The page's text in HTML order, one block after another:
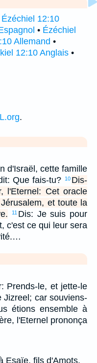
Ézéchiel 12:10
• Ézéchiel
Allemand •
12:10 Anglais •
.
d'Israël, cette famille
Que fais-tu?
10 Dis-
l'Eternel: Cet oracle
et toute la
11 Dis: Je suis pour
c'est ce qui leur sera
Prends-le, et jette-le
Jizreel; car souviens-
étions ensemble à
l'Eternel prononça
Esaïe, fils d'Amots.